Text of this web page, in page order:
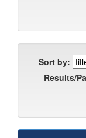
Sort by:
Results/